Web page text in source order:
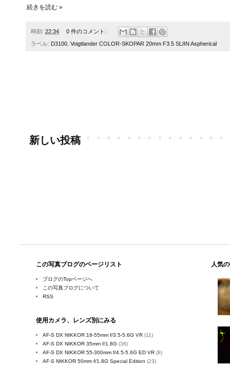
続きを読む »
時刻: 22:34 0 件のコメント:
ラベル: D3100 Voigtlander COLOR-SKOPAR 20mm F3.5 SLIIN Aspherical
新しい投稿
この写真ブログのページリスト
ブログのTopページへ
この写真ブログについて
RSS
使用カメラ、レンズ別にみる
AF-S DX NIKKOR 18-55mm f/3.5-5.6G VR (11)
AF-S DX NIKKOR 35mm f/1.8G (36)
AF-S DX NIKKOR 55-300mm f/4.5-5.6G ED VR (9)
AF-S NIKKOR 50mm f/1.8G Special Edition (23)
人気